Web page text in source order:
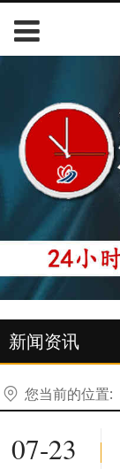
新闻资讯
您当前的位置:
07-23